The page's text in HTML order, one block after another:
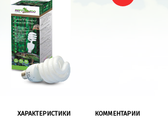
ХАРАКТЕРИСТИКИ КОММЕНТАРИИ